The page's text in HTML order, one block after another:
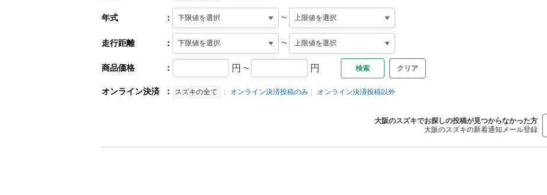
年式 ： ~
走行距離 ： ~
商品価格 ： 円 ~ 円 クリア
オンライン決済 ： スズキの全て オンライン決済投稿のみ オンライン決済投稿以外
大阪のスズキでお探しの投稿が見つからなかった方
大阪のスズキの新着通知メール登録